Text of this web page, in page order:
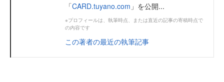
「CARD.tuyano.com 」を公開...
※プロフィールは、執筆時点、または直近の記事の寄稿時点で
の内容です
この著者の最近の執筆記事